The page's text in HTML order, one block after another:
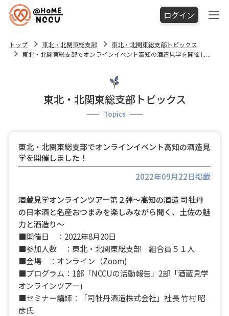
ログイン
トップ 東北・北関東総支部
東北・北関東総支部トピックス
東北・北関東総支部でオンラインイベント高知の酒造見学を開催し...
東北・北関東総支部トピックス
Topics
東北・北関東総支部でオンラインイベント高知の酒造見
学を開催しました！
2022年09月22日掲載
酒蔵見学オンラインツアー第２弾～高知の酒造 司牡丹
の日本酒と名産おつまみを楽しみながら聞く、土佐の魅
力と酒造り～
■開催日 ：2022年8月20日
■参加人数 ：東北・北関東総支部 組合員５１人
■会場 ：オンライン（Zoom)
■プログラム：1部「NCCUの活動報告」2部「酒蔵見学
オンラインツアー」
■セミナー講師：「司牡丹酒造株式会社」社長 竹村 昭
彦氏